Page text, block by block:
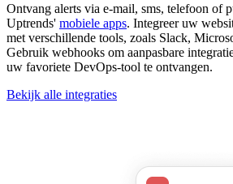
Ontvang alerts via e-mail, sms, telefoon of
Uptrends' mobiele apps. Integreer uw
met verschillende tools, zoals Slack,
Gebruik webhooks om aanpasbare
uw favoriete DevOps-tool te ontvangen.
Bekijk alle integraties